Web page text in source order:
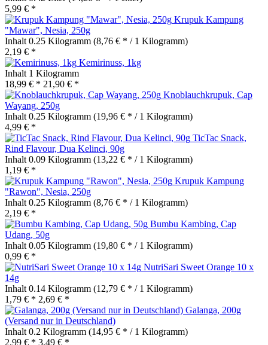
5,99 € *
Krupuk Kampung
"Mawar", Nesia, 250g
Inhalt 0.25 Kilogramm (8,76 € * / 1 Kilogramm)
2,19 € *
Kemirinuss, 1kg
Inhalt 1 Kilogramm
18,99 € * 21,90 € *
Knoblauchkrupuk, Cap
Wayang, 250g
Inhalt 0.25 Kilogramm (19,96 € * / 1 Kilogramm)
4,99 € *
TicTac Snack,
Rind Flavour, Dua Kelinci, 90g
Inhalt 0.09 Kilogramm (13,22 € * / 1 Kilogramm)
1,19 € *
Krupuk Kampung
"Rawon", Nesia, 250g
Inhalt 0.25 Kilogramm (8,76 € * / 1 Kilogramm)
2,19 € *
Bumbu Kambing, Cap
Udang, 50g
Inhalt 0.05 Kilogramm (19,80 € * / 1 Kilogramm)
0,99 € *
NutriSari Sweet Orange 10 x
14g
Inhalt 0.14 Kilogramm (12,79 € * / 1 Kilogramm)
1,79 € * 2,69 € *
Galanga, 200g
(Versand nur in Deutschland)
Inhalt 0.2 Kilogramm (14,95 € * / 1 Kilogramm)
2,99 € * 3,49 € *